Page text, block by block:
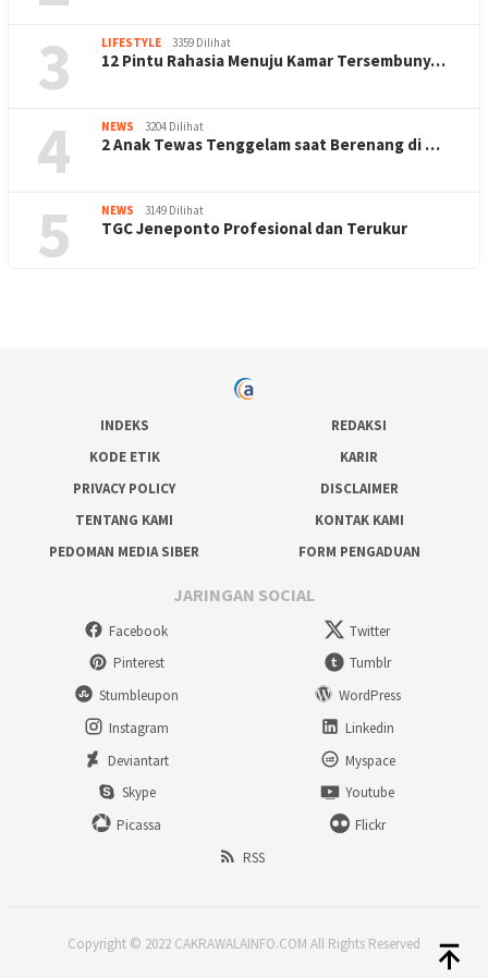
3 LIFESTYLE 3359 Dilihat
12 Pintu Rahasia Menuju Kamar Tersembuny…
4 NEWS 3204 Dilihat
2 Anak Tewas Tenggelam saat Berenang di …
5 NEWS 3149 Dilihat
TGC Jeneponto Profesional dan Terukur
INDEKS
REDAKSI
KODE ETIK
KARIR
PRIVACY POLICY
DISCLAIMER
TENTANG KAMI
KONTAK KAMI
PEDOMAN MEDIA SIBER
FORM PENGADUAN
JARINGAN SOCIAL
Facebook
Twitter
Pinterest
Tumblr
Stumbleupon
WordPress
Instagram
Linkedin
Deviantart
Myspace
Skype
Youtube
Picassa
Flickr
RSS
Copyright © 2022 CAKRAWALAINFO.COM All Rights Reserved